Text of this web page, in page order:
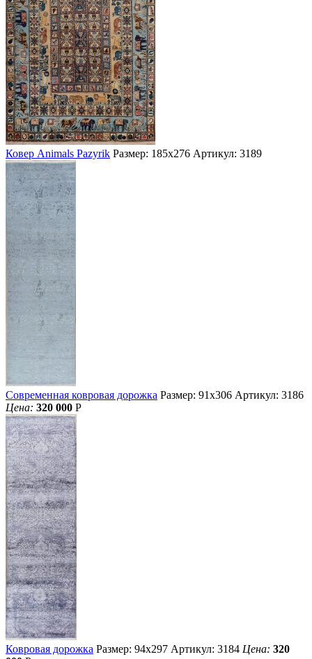
Ковер Animals Pazyrik Размер: 185х276 Артикул: 3189
Современная ковровая дорожка Размер: 91х306 Артикул: 3186
Цена: 320 000 Р
Ковровая дорожка Размер: 94х297 Артикул: 3184 Цена: 320